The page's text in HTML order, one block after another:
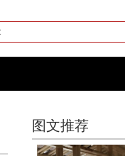
图文推荐